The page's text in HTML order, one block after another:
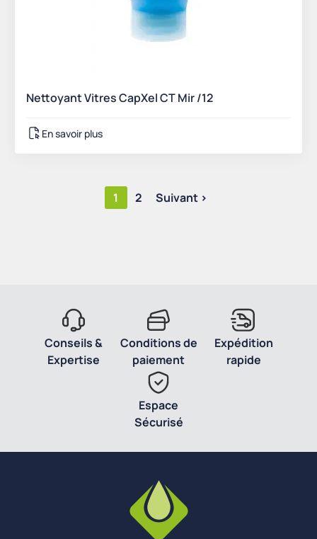
Nettoyant Vitres CapXel CT Mir /12
En savoir plus
1 2 Suivant >
Conseils &
Expertise
Conditions de
paiement
Expédition
rapide
Espace
Sécurisé